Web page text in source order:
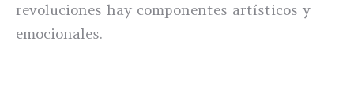
revoluciones hay componentes artísticos y
emocionales.